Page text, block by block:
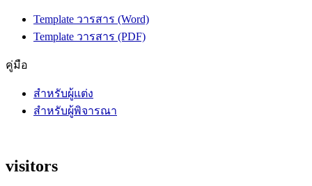
Template วารสาร (Word)
Template วารสาร (PDF)
คู่มือ
สำหรับผู้แต่ง
สำหรับผู้พิจารณา
visitors